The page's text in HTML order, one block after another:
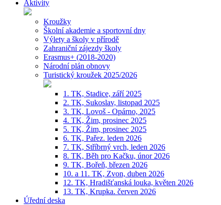
Aktivity
Kroužky
Školní akademie a sportovní dny
Výlety a školy v přírodě
Zahraniční zájezdy školy
Erasmus+ (2018-2020)
Národní plán obnovy
Turistický kroužek 2025/2026
1. TK, Stadice, září 2025
2. TK, Sukoslav, listopad 2025
3. TK, Lovoš - Opárno, 2025
4. TK, Žim, prosinec 2025
5. TK, Žim, prosinec 2025
6. TK, Pařez. leden 2026
7. TK, Stříbrný vrch, leden 2026
8. TK, Běh pro Kačku, únor 2026
9. TK, Bořeň, březen 2026
10. a 11. TK, Zvon, duben 2026
12. TK, Hradišťanská louka, květen 2026
13. TK, Krupka. červen 2026
Úřední deska